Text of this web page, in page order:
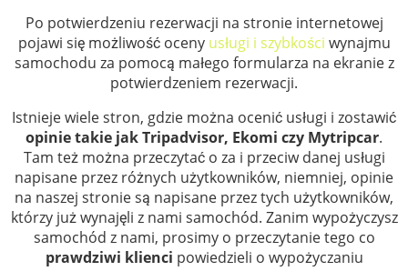
Po potwierdzeniu rezerwacji na stronie internetowej
pojawi się możliwość oceny usługi i szybkości wynajmu
samochodu za pomocą małego formularza na ekranie z
potwierdzeniem rezerwacji.
Istnieje wiele stron, gdzie można ocenić usługi i zostawić
opinie takie jak Tripadvisor, Ekomi czy Mytripcar.
Tam też można przeczytać o za i przeciw danej usługi
napisane przez różnych użytkowników, niemniej, opinie
na naszej stronie są napisane przez tych użytkowników,
którzy już wynajęli z nami samochód. Zanim wypożyczysz
samochód z nami, prosimy o przeczytanie tego co
prawdziwi klienci powiedzieli o wypożyczaniu